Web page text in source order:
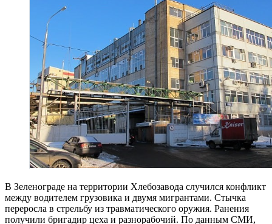
В Зеленограде на территории Хлебозавода случился конфликт
между водителем грузовика и двумя мигрантами. Стычка
переросла в стрельбу из травматического оружия. Ранения
получили бригадир цеха и разнорабочий. По данным СМИ,